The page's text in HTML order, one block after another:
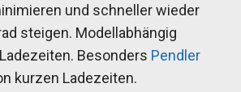
und schneller wieder
steigen. Modellabhängig
Besonders Pendler
kurzen Ladezeiten.